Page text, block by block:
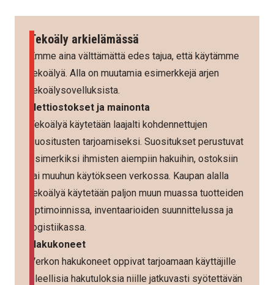
Tekoäly arkielämässä
Emme aina välttämättä edes tajua, että käytämme
tekoälyä. Alla on muutamia esimerkkejä arjen
tekoälysovelluksista.
Nettiostokset ja mainonta
Tekoälyä käytetään laajalti kohdennettujen
suositusten tarjoamiseksi. Suositukset perustuvat
esimerkiksi ihmisten aiempiin hakuihin, ostoksiin
tai muuhun käytökseen verkossa. Kaupan alalla
tekoälyä käytetään paljon muun muassa tuotteiden
optimoinnissa, inventaarioiden suunnittelussa ja
logistiikassa.
Hakukoneet
Verkon hakukoneet oppivat tarjoamaan käyttäjille
oleellisia hakutuloksia niille jatkuvasti syötettävän